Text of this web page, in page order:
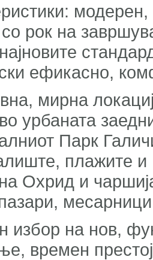
рок на
ефикасно,
мирна
урбаната
Парк
плажите и
Охрид и
избор на нов,
времен